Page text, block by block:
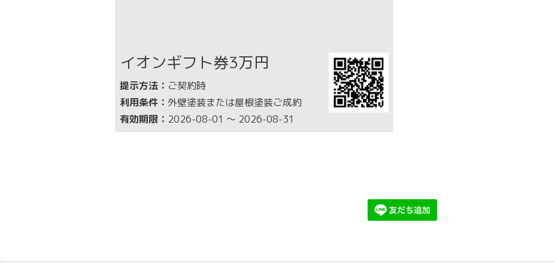
イオンギフト券3万円
提示方法： ご契約時
利用条件： 外壁塗装または屋根塗装ご成約
有効期限： 2026-08-01 ～ 2026-08-31